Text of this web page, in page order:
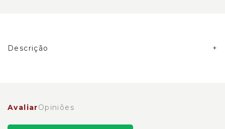
Descrição
AvaliarOpiniões